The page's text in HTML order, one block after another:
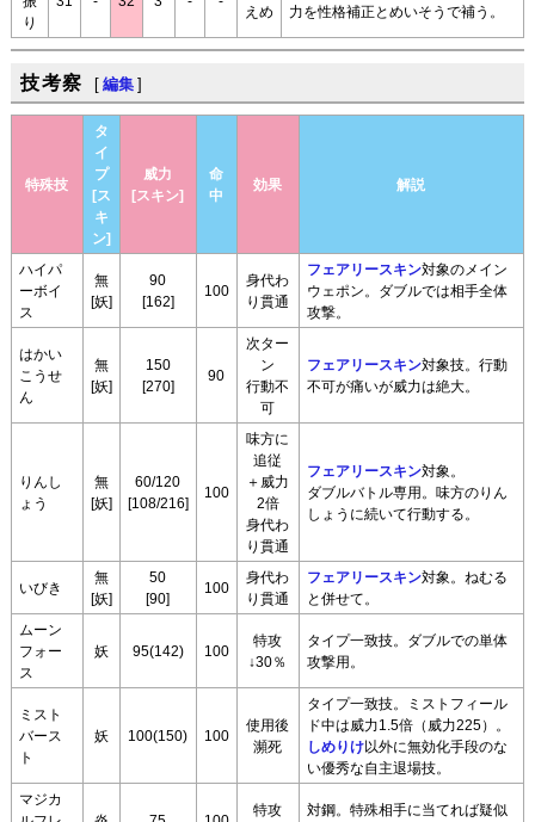
り
えめ 力を性格補正とめいそうで補う。
技考察 [ 編集 ]
特殊技
タ
イ
プ
[ス
キ
ン]
威力
[スキン]
命
中
効果 解説
ハイパ
ーボイ
ス
無
[妖]
90
[162]
100
身代わ
り貫通
フェアリースキン対象のメイン
ウェポン。ダブルでは相手全体
攻撃。
はかい
こうせ
ん
無
[妖]
150
[270]
90
次ター
ン
行動不
可
フェアリースキン対象技。行動
不可が痛いが威力は絶大。
りんし
ょう
無
[妖]
60/120
[108/216]
100
味方に
追従
＋威力
2倍
身代わ
り貫通
フェアリースキン対象。
ダブルバトル専用。味方のりん
しょうに続いて行動する。
いびき
無
[妖]
50
[90]
100
身代わ
り貫通
フェアリースキン対象。ねむる
と併せて。
ムーン
フォー
ス
妖 95(142) 100
特攻
↓30％
タイプ一致技。ダブルでの単体
攻撃用。
ミスト
バース
ト
妖 100(150) 100
使用後
瀕死
タイプ一致技。ミストフィール
ド中は威力1.5倍（威力225）。
しめりけ以外に無効化手段のな
い優秀な自主退場技。
マジカ
特攻
対鋼。特殊相手に当てれば疑似